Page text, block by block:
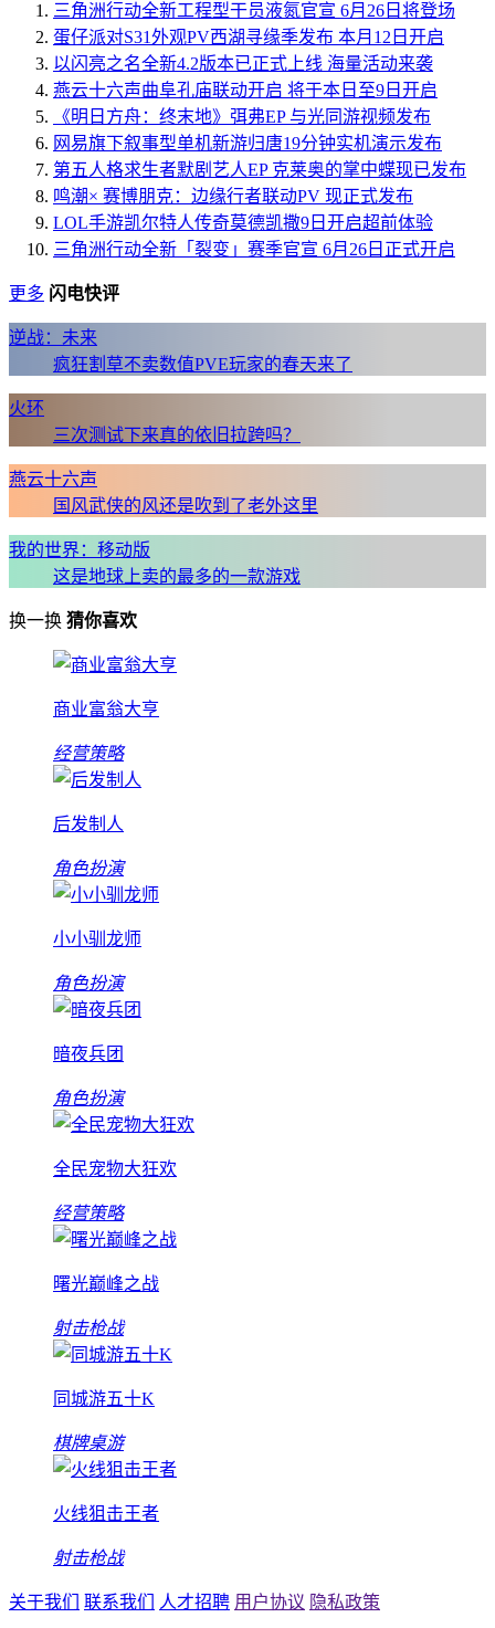
三角洲行动全新工程型干员液氮官宣 6月26日将登场
蛋仔派对S31外观PV西湖寻缘季发布 本月12日开启
以闪亮之名全新4.2版本已正式上线 海量活动来袭
燕云十六声曲阜孔庙联动开启 将于本日至9日开启
《明日方舟：终末地》弭弗EP 与光同游视频发布
网易旗下叙事型单机新游归唐19分钟实机演示发布
第五人格求生者默剧艺人EP 克莱奥的掌中蝶现已发布
鸣潮× 赛博朋克：边缘行者联动PV 现正式发布
LOL手游凯尔特人传奇莫德凯撒9日开启超前体验
三角洲行动全新「裂变」赛季官宣 6月26日正式开启
更多 闪电快评
逆战：未来
疯狂割草不卖数值PVE玩家的春天来了
火环
三次测试下来真的依旧拉跨吗？
燕云十六声
国风武侠的风还是吹到了老外这里
我的世界：移动版
这是地球上卖的最多的一款游戏
换一换 猜你喜欢
商业富翁大亨
经营策略
后发制人
角色扮演
小小驯龙师
角色扮演
暗夜兵团
角色扮演
全民宠物大狂欢
经营策略
曙光巅峰之战
射击枪战
同城游五十K
棋牌桌游
火线狙击王者
射击枪战
关于我们 联系我们 人才招聘 用户协议 隐私政策